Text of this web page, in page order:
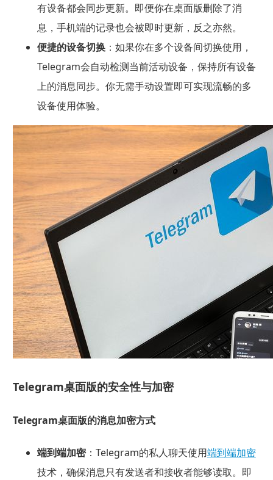
有设备都会同步更新。即便你在桌面版删除了消
息，手机端的记录也会被即时更新，反之亦然。
便捷的设备切换：如果你在多个设备间切换使用，
Telegram会自动检测当前活动设备，保持所有设备
上的消息同步。你无需手动设置即可实现流畅的多
设备使用体验。
Telegram桌面版的安全性与加密
Telegram桌面版的消息加密方式
端到端加密：Telegram的私人聊天使用端到端加密
技术，确保消息只有发送者和接收者能够读取。即